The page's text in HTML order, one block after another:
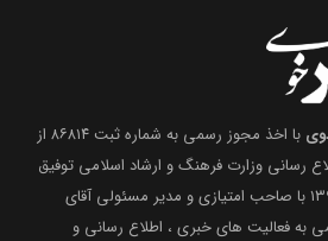
با اخذ مجوز رسمی به شماره ثبت ۸۶۸۱۴ از
رسانی وزارت فرهنگ و ارشاد اسلامی توفیق
یافت از ۲۰ مرداد ماه سال ۱۳۹۹ با صاحب امتیازی و مدیر مسئولی آقای
به فعالیت های خبری ، اطلاع رسانی و